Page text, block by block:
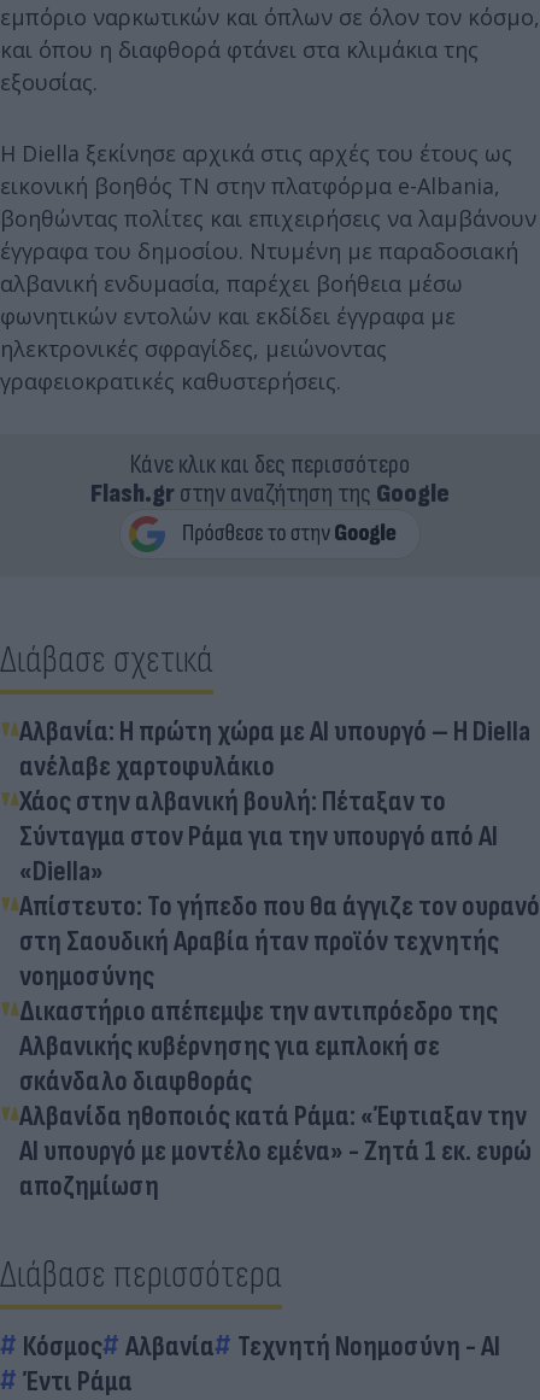
εμπόριο ναρκωτικών και όπλων σε όλον τον κόσμο,
και όπου η διαφθορά φτάνει στα κλιμάκια της
εξουσίας.
Η Diella ξεκίνησε αρχικά στις αρχές του έτους ως
εικονική βοηθός TN στην πλατφόρμα e-Albania,
βοηθώντας πολίτες και επιχειρήσεις να λαμβάνουν
έγγραφα του δημοσίου. Ντυμένη με παραδοσιακή
αλβανική ενδυμασία, παρέχει βοήθεια μέσω
φωνητικών εντολών και εκδίδει έγγραφα με
ηλεκτρονικές σφραγίδες, μειώνοντας
γραφειοκρατικές καθυστερήσεις.
Κάνε κλικ και δες περισσότερο
Flash.grστην αναζήτηση της Google
Διάβασε σχετικά
Αλβανία: Η πρώτη χώρα με ΑΙ υπουργό – Η Diella
ανέλαβε χαρτοφυλάκιο
Χάος στην αλβανική βουλή: Πέταξαν το
Σύνταγμα στον Ράμα για την υπουργό από ΑΙ
«Diella»
Απίστευτο: Το γήπεδο που θα άγγιζε τον ουρανό
στη Σαουδική Αραβία ήταν προϊόν τεχνητής
νοημοσύνης
Δικαστήριο απέπεμψε την αντιπρόεδρο της
Αλβανικής κυβέρνησης για εμπλοκή σε
σκάνδαλο διαφθοράς
Αλβανίδα ηθοποιός κατά Ράμα: «Έφτιαξαν την
ΑΙ υπουργό με μοντέλο εμένα» - Ζητά 1 εκ. ευρώ
αποζημίωση
Διάβασε περισσότερα
Κόσμος Αλβανία
Τεχνητή Νοημοσύνη - AI
Έντι Ράμα